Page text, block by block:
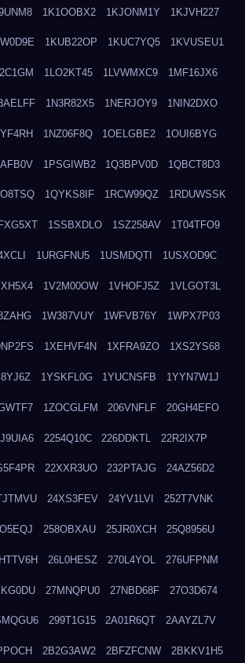
1K1OOBX2 1KJONM1Y 1KJVH227
1KUB22OP 1KUC7YQ5 1KVUSEU1
1LO2KT45 1LVWMXC9 1MF16JX6
1N3R82X5 1NERJOY9 1NIN2DXO
1NZ06F8Q 1OELGBE2 1OUI6BYG
1PSGIWB2 1Q3BPV0D 1QBCT8D3
1QYKS8IF 1RCW99QZ 1RDUWSSK
1SSBXDLO 1SZ258AV 1T04TFO9
1URGFNU5 1USMDQTI 1USXOD9C
1V2M00OW 1VHOFJ5Z 1VLGOT3L
1W387VUY 1WFVB76Y 1WPX7P03
1XEHVF4N 1XFRA9ZO 1XS2YS68
1YSKFL0G 1YUCNSFB 1YYN7W1J
1ZOCGLFM 206VNFLF 20GH4EFO
2254Q10C 226DDKTL 22R2IX7P
22XXR3UO 232PTAJG 24AZ56D2
24XS3FEV 24YV1LVI 252T7VNK
258OBXAU 25JR0XCH 25Q8956U
26L0HESZ 270L4YOL 276UFPNM
27MNQPU0 27NBD68F 27O3D674
299T1G15 2A01R6QT 2AAYZL7V
2B2G3AW2 2BFZFCNW 2BKKV1H5